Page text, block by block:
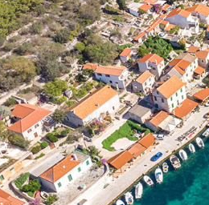
Nuestra Flota
Barcos de Vela
Barcos a Motor